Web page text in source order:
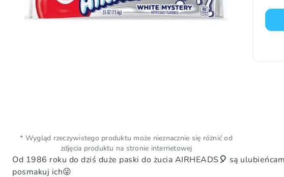
Od 1986 roku do dziś duże paski do żucia AIRHEADS🎈 są
posmakuj ich😜
* Wygląd rzeczywistego produktu może nieznacznie się różnić od
zdjęcia produktu na stronie internetowej